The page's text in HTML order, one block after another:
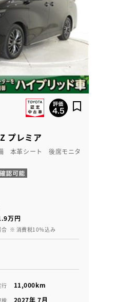
プレミア
本革シート 後席モニタ
万円
※ 消費税10％込み
行 11,000km
検 2027年 7月